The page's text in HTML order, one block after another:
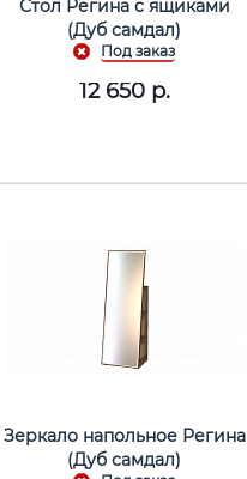
Стол Регина с ящиками
(Дуб самдал)
12 650р.
Зеркало напольное Регина
(Дуб самдал)